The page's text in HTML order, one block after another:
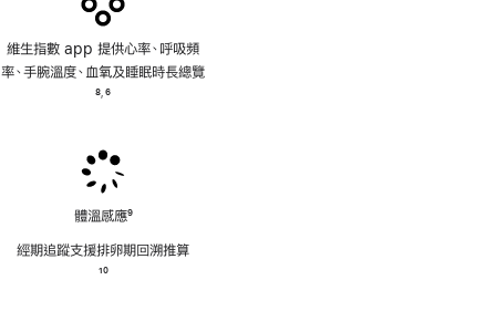
維生指數 app 提供心率、呼吸頻
率、手腕溫度、血氧及睡眠時長總覽
8 6
體溫感應9
經期追蹤支援排卵期回溯推⁠算
10